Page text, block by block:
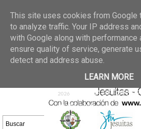
02 jun 2026
GALERIA
30/05/2026
25 may 2026
DE FOTOS 23/05/2026
2026
GALERIA DE FOTOS
16/05/2026
DE FOTOS 09/05/2026
2026
GALERIA DE FOTOS
26/04/2026
This site uses cookies from
to analyze traffic. Your IP address
with Google along with
ensure quality of service, generate
detect and address abuse.
LEARN MORE